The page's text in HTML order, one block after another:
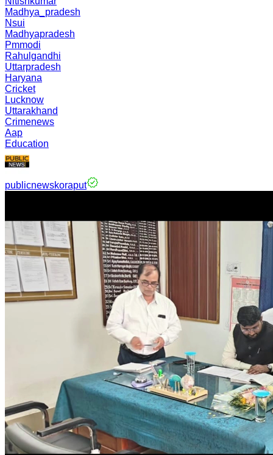
Madhya_pradesh
Nsui
Madhyapradesh
Pmmodi
Rahulgandhi
Uttarpradesh
Haryana
Cricket
Lucknow
Uttarakhand
Crimenews
Aap
Education
publicnewskoraput